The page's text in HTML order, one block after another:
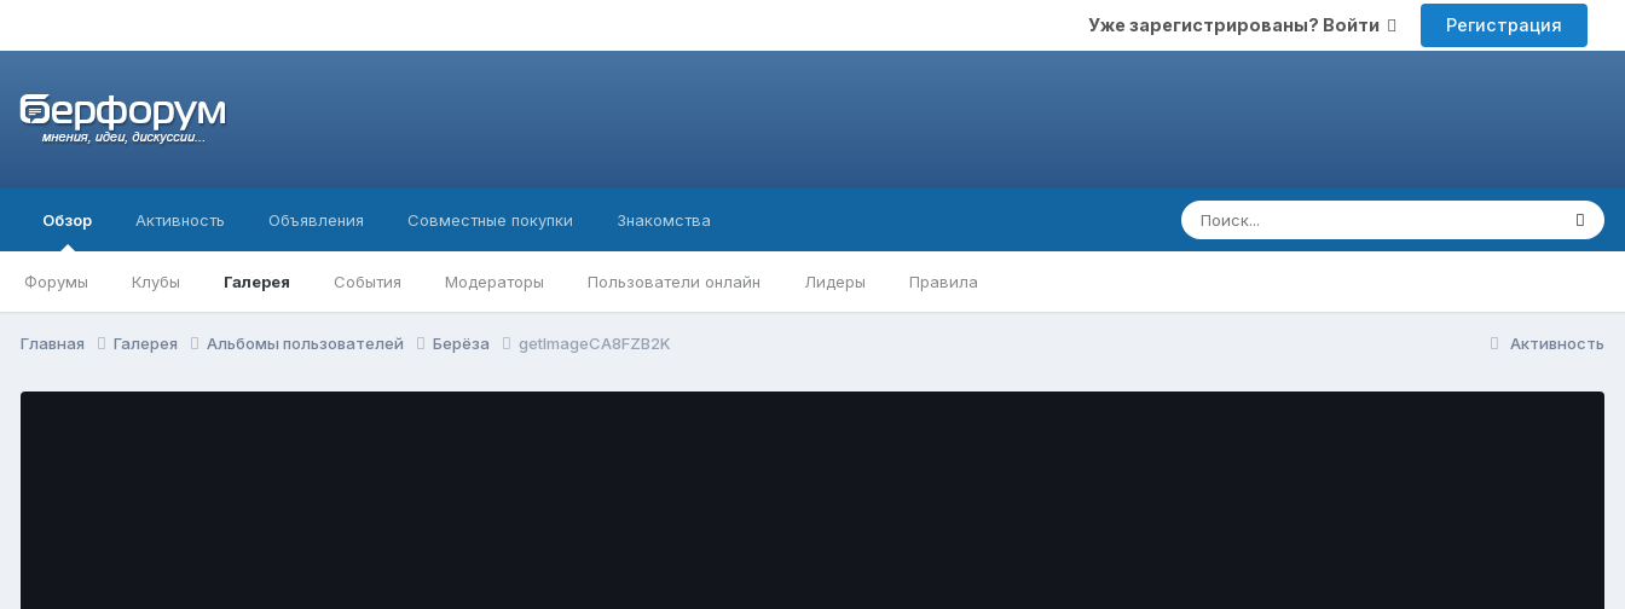
Уже зарегистрированы? Войти Регистрация
Обзор
Форумы Клубы Галерея События Модераторы Пользователи онлайн Лидеры Правила
Активность Объявления Совместные покупки Знакомства
Активность
Главная Галерея Альбомы пользователей Берёза getImageCA8FZB2K